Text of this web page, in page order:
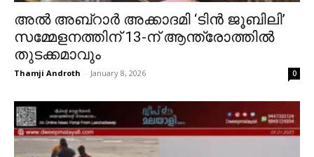
അൽ അബ്റാർ അക്കാദമി ‘ടിൻ ജൂബിലി’
സമ്മേളനത്തിന് 13-ന് ആന്ത്രോത്തിൽ
തുടക്കമാവും
Thamji Androth - January 8, 2026 0